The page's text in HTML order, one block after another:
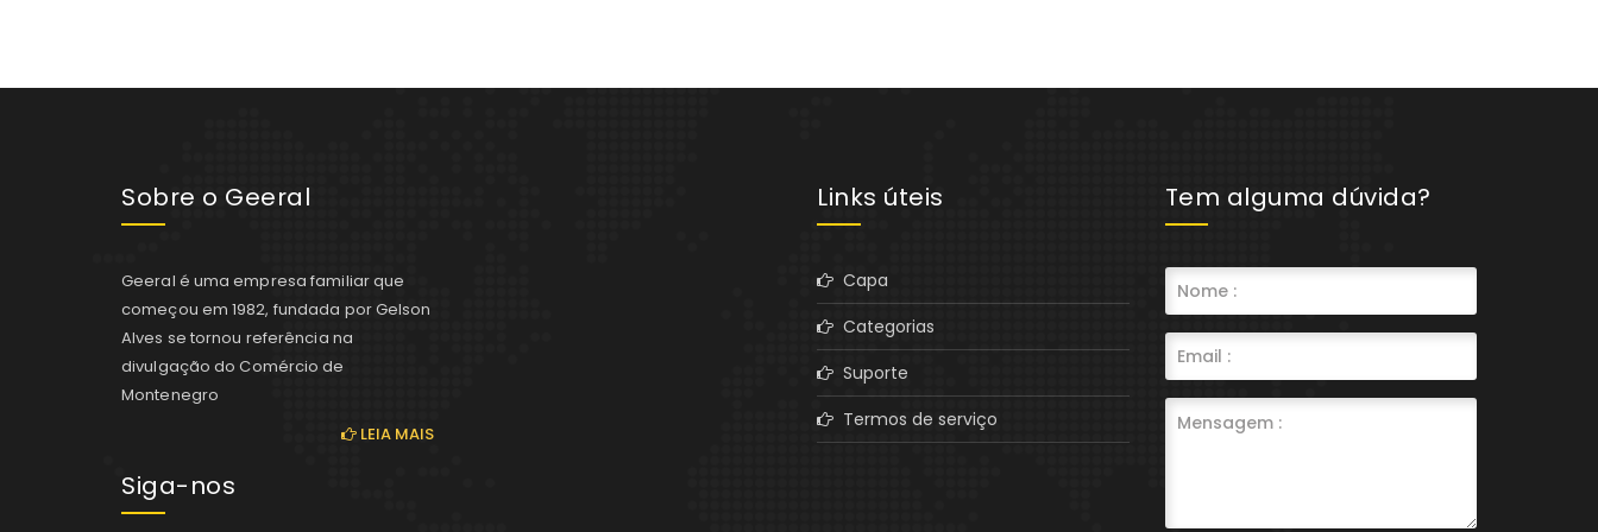
Sobre o Geeral
Geeral é uma empresa familiar que
começou em 1982, fundada por Gelson
Alves se tornou referência na
divulgação do Comércio de
Montenegro
LEIA MAIS
Siga-nos
Links úteis
Capa
Categorias
Suporte
Termos de serviço
Tem alguma dúvida?